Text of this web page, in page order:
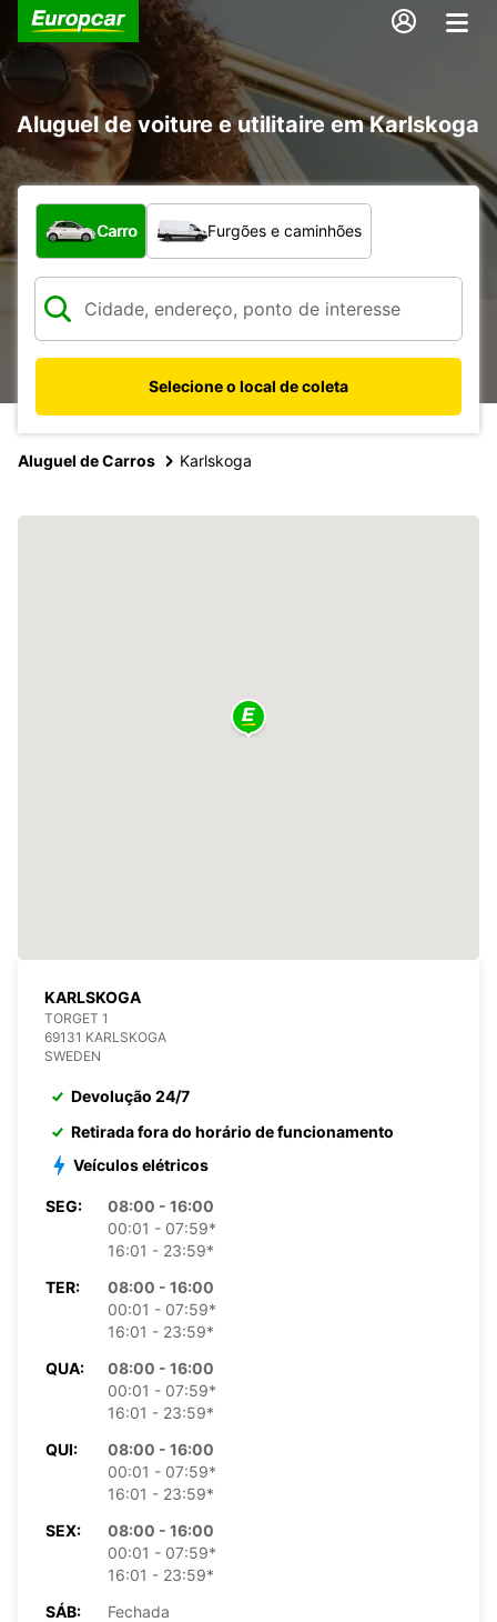
Aluguel de voiture e utilitaire em Karlskoga
Qual tipo de veículo?
Carro Furgões e caminhões
Selecione o local de coleta
Aluguel de Carros Karlskoga
KARLSKOGA
TORGET 1
69131 KARLSKOGA
SWEDEN
Devolução 24/7
Retirada fora do horário de funcionamento
Veículos elétricos
SEG:
08:00 - 16:00
00:01 - 07:59*
16:01 - 23:59*
TER:
08:00 - 16:00
00:01 - 07:59*
16:01 - 23:59*
QUA:
08:00 - 16:00
00:01 - 07:59*
16:01 - 23:59*
QUI:
08:00 - 16:00
00:01 - 07:59*
16:01 - 23:59*
SEX:
08:00 - 16:00
00:01 - 07:59*
16:01 - 23:59*
SÁB:
Fechada